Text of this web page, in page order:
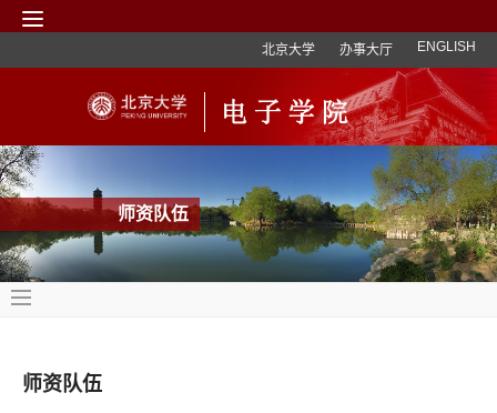
北京大学 办事大厅 ENGLISH
师资队伍
师资队伍